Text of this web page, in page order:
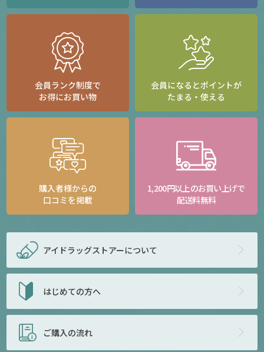
会員ランク制度で
お得にお買い物
会員になるとポイントが
たまる・使える
購入者様からの
口コミを掲載
1,200円以上のお買い上げで
配送料無料
アイドラッグストアーについて
はじめての方へ
ご購入の流れ